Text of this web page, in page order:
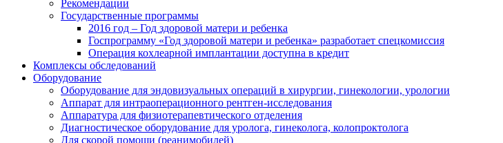
Рекомендации
Государственные программы
2016 год – Год здоровой матери и ребенка
Госпрограмму «Год здоровой матери и ребенка» разработает спецкомиссия
Операция кохлеарной имплантации доступна в кредит
Комплексы обследований
Оборудование
Оборудование для эндовизуальных операций в хирургии, гинекологии, урологии
Аппарат для интраоперационного рентген-исследования
Аппаратура для физиотерапевтического отделения
Диагностическое оборудование для уролога, гинеколога, колопроктолога
Для скорой помощи (реанимобилей)